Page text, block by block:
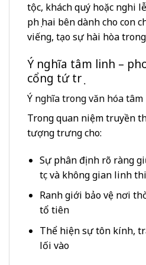
tộc, khách quý hoặc nghi
phụ hai bên dành cho con
viếng, tạo sự hài hòa trong
Ý nghĩa tâm linh –
cổng tứ trụ
Ý nghĩa trong văn hóa
Trong quan niệm truyền
tượng trưng cho:
Sự phân định rõ ràng
tục và không gian linh
Ranh giới bảo vệ nơi
tổ tiên
Thể hiện sự tôn kính,
lối vào